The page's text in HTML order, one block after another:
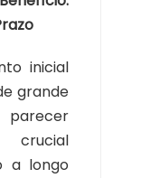
inicial
grande
a longo